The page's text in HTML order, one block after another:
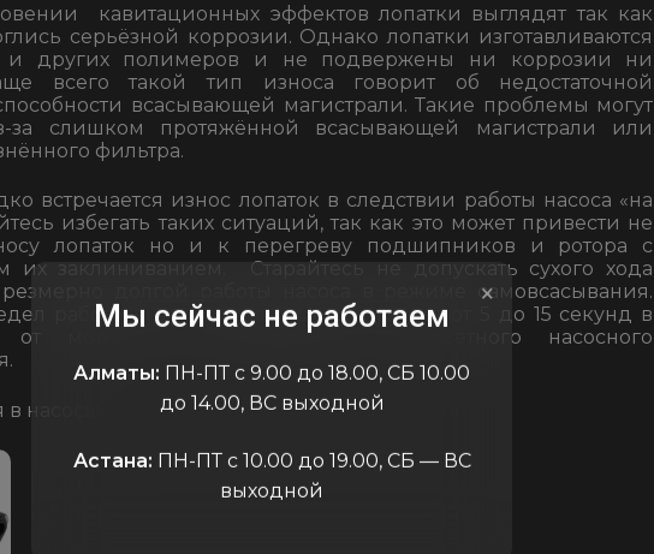
кавитационных эффектов лопатки выглядят так как
серьёзной коррозии. Однако лопатки изготавливаются
и других полимеров и не подвержены ни коррозии ни
всего такой тип износа говорит об недостаточной
всасывающей магистрали. Такие проблемы могут
за слишком протяжённой всасывающей магистрали или
фильтра.
встречается износ лопаток в следствии работы насоса «на
избегать таких ситуаций, так как это может привести не
лопаток но и к перегреву подшипников и ротора с
их заклиниванием. Старайтесь не допускать сухого хода
долгой работы насоса в режиме самовсасывания.
работы в данном режиме составляет от 5 до 15 секунд в
от модели и характеристик конкретного насосного
насосах:
×
Мы сейчас не работаем
Алматы: ПН-ПТ с 9.00 до 18.00, СБ 10.00
до 14.00, ВС выходной
Астана: ПН-ПТ с 10.00 до 19.00, СБ — ВС
выходной